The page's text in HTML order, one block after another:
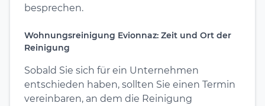
besprechen.
Wohnungsreinigung Evionnaz: Zeit und Ort der
Reinigung
Sobald Sie sich für ein Unternehmen
entschieden haben, sollten Sie einen Termin
vereinbaren, an dem die Reinigung